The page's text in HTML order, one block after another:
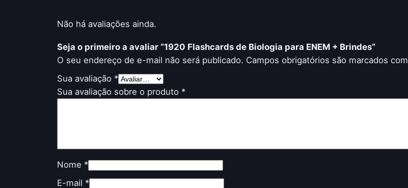
Não há avaliações ainda.
Seja o primeiro a avaliar “1920 Flashcards de Biologia para ENEM + Brindes”
O seu endereço de e-mail não será publicado. Campos obrigatórios são marcados com
Sua avaliação *
Sua avaliação sobre o produto *
Nome *
E-mail *